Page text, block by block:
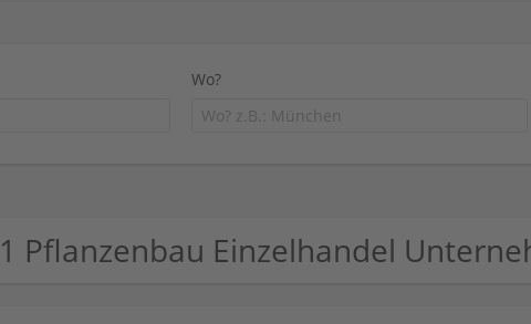
Wo?
1 Pflanzenbau Einzelhandel